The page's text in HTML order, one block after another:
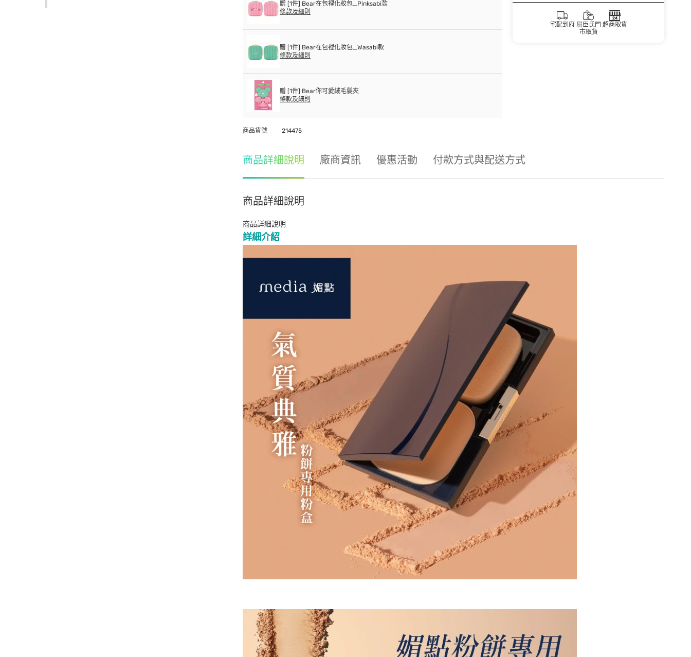
宅配到府 屈臣氏門
市取貨
超商取貨
贈 [1件] Bear在包裡化妝包_Pinksabi款
條款及細則
贈 [1件] Bear在包裡化妝包_Wasabi款
條款及細則
贈 [1件] Bear你可愛絨毛髮夾
條款及細則
商品貨號 214475
商品詳細說明 廠商資訊 優惠活動 付款方式與配送方式
商品詳細說明
商品詳細說明
詳細介紹